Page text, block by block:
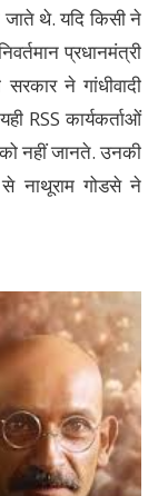
जाते थे. यदि किसी ने
प्रधानमंत्री
ने गांधीवादी
RSS कार्यकर्ताओं
को नहीं जानते. उनकी
से नाथूराम गोडसे ने